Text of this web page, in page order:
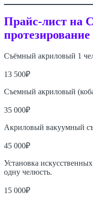
Прайс-лист на
протезирование
Съёмный акриловый 1
13 500₽
Съемный акриловый
35 000₽
Акриловый вакуумный
45 000₽
Установка
одну челюсть.
15 000₽